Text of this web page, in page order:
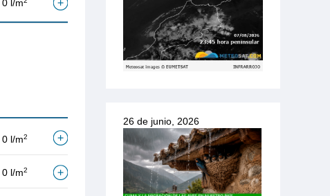
0 l/m
0 l/m2
0 l/m2
26 de junio, 2026